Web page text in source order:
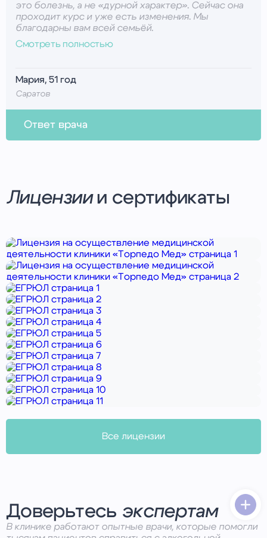
это болезнь, а не «дурной характер». Сейчас она
проходит курс и уже есть изменения. Мы
благодарны вам всей семьёй.
Смотреть полностью
Мария, 51 год
Саратов
Ответ врача
участие — важнейшая часть терапии. Мы рядом и
продолжим помогать.
Лицензиии сертификаты
Все лицензии
Доверьтесь экспертам
В клинике работают опытные врачи, которые помогли